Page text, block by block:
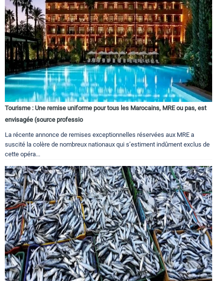
Tourisme : Une remise uniforme pour tous les Marocains, MRE ou pas, est
envisagée (source professio
La récente annonce de remises exceptionnelles réservées aux MRE a
suscité la colère de nombreux nationaux qui s’estiment indûment exclus de
cette opéra...